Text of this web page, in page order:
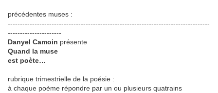
précédentes muses :
-----------------------------------------------------------------------------------
----------------------
Danyel Camoin présente
Quand la muse
est poète…
rubrique trimestrielle de la poésie :
à chaque poème répondre par un ou plusieurs quatrains